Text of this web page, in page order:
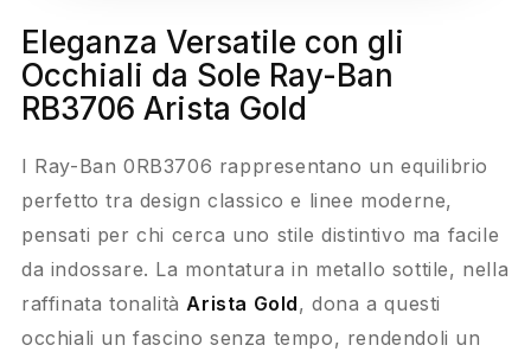
Eleganza Versatile con gli
Occhiali da Sole Ray-Ban
RB3706 Arista Gold
I Ray-Ban 0RB3706 rappresentano un equilibrio
perfetto tra design classico e linee moderne,
pensati per chi cerca uno stile distintivo ma facile
da indossare. La montatura in metallo sottile, nella
raffinata tonalitàArista Gold, dona a questi
occhiali un fascino senza tempo, rendendoli un